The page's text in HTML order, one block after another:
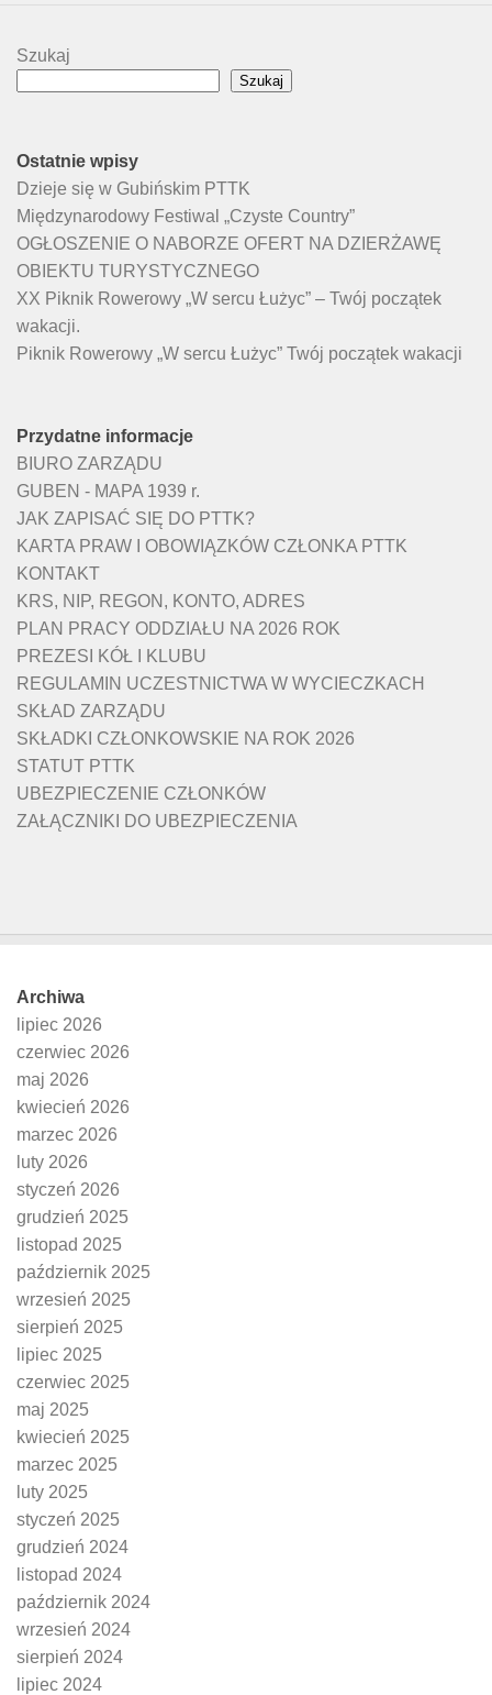
Szukaj
Szukaj
Ostatnie wpisy
Dzieje się w Gubińskim PTTK
Międzynarodowy Festiwal „Czyste Country”
OGŁOSZENIE O NABORZE OFERT NA DZIERŻAWĘ
OBIEKTU TURYSTYCZNEGO
XX Piknik Rowerowy „W sercu Łużyc” – Twój początek
wakacji.
Piknik Rowerowy „W sercu Łużyc” Twój początek wakacji
Przydatne informacje
BIURO ZARZĄDU
GUBEN - MAPA 1939 r.
JAK ZAPISAĆ SIĘ DO PTTK?
KARTA PRAW I OBOWIĄZKÓW CZŁONKA PTTK
KONTAKT
KRS, NIP, REGON, KONTO, ADRES
PLAN PRACY ODDZIAŁU NA 2026 ROK
PREZESI KÓŁ I KLUBU
REGULAMIN UCZESTNICTWA W WYCIECZKACH
SKŁAD ZARZĄDU
SKŁADKI CZŁONKOWSKIE NA ROK 2026
STATUT PTTK
UBEZPIECZENIE CZŁONKÓW
ZAŁĄCZNIKI DO UBEZPIECZENIA
Archiwa
lipiec 2026
czerwiec 2026
maj 2026
kwiecień 2026
marzec 2026
luty 2026
styczeń 2026
grudzień 2025
listopad 2025
październik 2025
wrzesień 2025
sierpień 2025
lipiec 2025
czerwiec 2025
maj 2025
kwiecień 2025
marzec 2025
luty 2025
styczeń 2025
grudzień 2024
listopad 2024
październik 2024
wrzesień 2024
sierpień 2024
lipiec 2024